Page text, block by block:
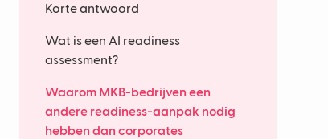
Korte antwoord
Wat is een AI readiness
assessment?
Waarom MKB-bedrijven een
andere readiness-aanpak nodig
hebben dan corporates